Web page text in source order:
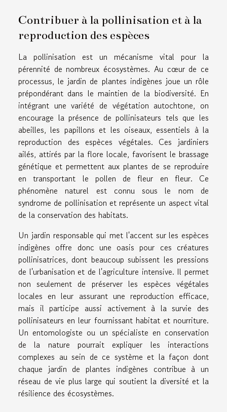
Contribuer à la pollinisation et à la
reproduction des espèces
La pollinisation est un mécanisme vital pour la
pérennité de nombreux écosystèmes. Au cœur de ce
processus, le jardin de plantes indigènes joue un rôle
prépondérant dans le maintien de la biodiversité. En
intégrant une variété de végétation autochtone, on
encourage la présence de pollinisateurs tels que les
abeilles, les papillons et les oiseaux, essentiels à la
reproduction des espèces végétales. Ces jardiniers
ailés, attirés par la flore locale, favorisent le brassage
génétique et permettent aux plantes de se reproduire
en transportant le pollen de fleur en fleur. Ce
phénomène naturel est connu sous le nom de
syndrome de pollinisation et représente un aspect vital
de la conservation des habitats.
Un jardin responsable qui met l'accent sur les espèces
indigènes offre donc une oasis pour ces créatures
pollinisatrices, dont beaucoup subissent les pressions
de l'urbanisation et de l'agriculture intensive. Il permet
non seulement de préserver les espèces végétales
locales en leur assurant une reproduction efficace,
mais il participe aussi activement à la survie des
pollinisateurs en leur fournissant habitat et nourriture.
Un entomologiste ou un spécialiste en conservation
de la nature pourrait expliquer les interactions
complexes au sein de ce système et la façon dont
chaque jardin de plantes indigènes contribue à un
réseau de vie plus large qui soutient la diversité et la
résilience des écosystèmes.